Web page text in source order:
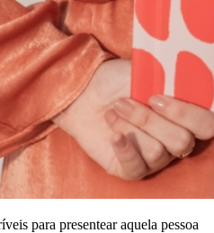
para presentear aquela pessoa